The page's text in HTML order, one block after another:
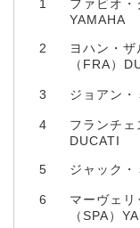
1
ファビオ・
YAMAHA
2
ヨハン・ザ
（FRA）
3 ジョアン
4
フランチェ
DUCATI
5 ジャック
6
マーヴェリ
（SPA）